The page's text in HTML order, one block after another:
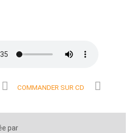
COMMANDER SUR CD
par